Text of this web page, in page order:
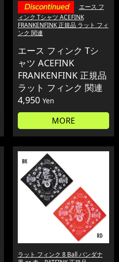
エース フ
ィンク Tシャツ ACEFINK
FRANKENFINK 正規品 ラット フィ
ンク 関連
エース フィンク Tシ
ャツ ACEFINK
FRANKENFINK 正規品
ラット フィンク 関連
4,950 Yen
MORE
ラット フィンク 8 Ball バンダナ